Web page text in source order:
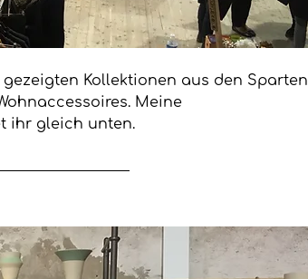
Kollektionen aus den Sparten
Meine
ihr gleich unten.